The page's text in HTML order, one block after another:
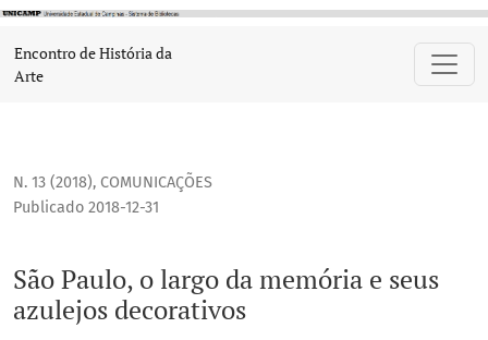
São Paulo, o largo da memória e seus azulejos decorativos
Encontro de História da
Arte
N. 13 (2018), COMUNICAÇÕES
São Paulo, o largo da memória e seus
azulejos decorativos
Publicado 2018-12-31